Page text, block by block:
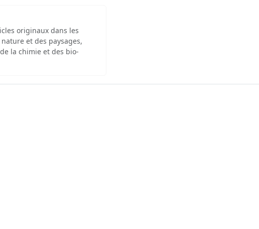
originaux dans les
et des paysages,
la chimie et des bio-